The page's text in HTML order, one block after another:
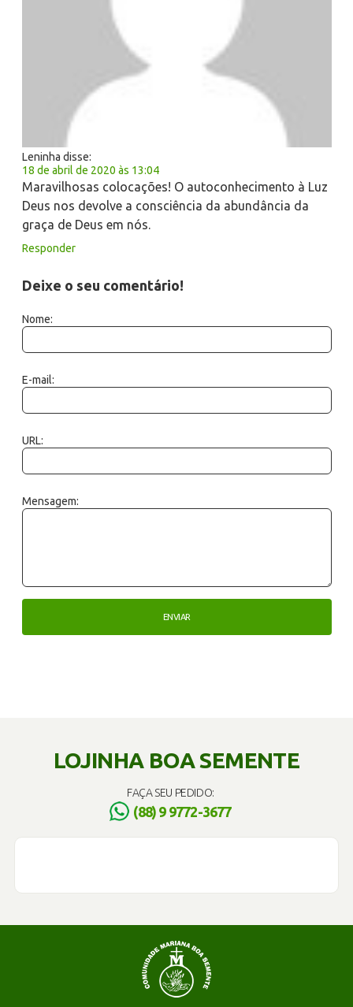
Leninha disse:
18 de abril de 2020 às 13:04
Maravilhosas colocações! O autoconhecimento à Luz
Deus nos devolve a consciência da abundância da
graça de Deus em nós.
Responder
Deixe o seu comentário!
Nome:
E-mail:
URL:
Mensagem:
LOJINHA BOA SEMENTE
FAÇA SEU PEDIDO:
(88) 9 9772-3677